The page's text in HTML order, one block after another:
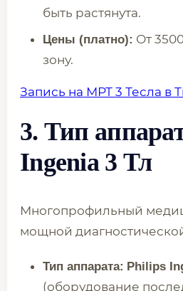
быть растянута.
Цены (платно): От
зону.
Запись на МРТ 3 Тесла в
3. Тип
Ingenia3 Тл
Многопрофильный
мощной
Тип аппарата: Philips
(оборудование